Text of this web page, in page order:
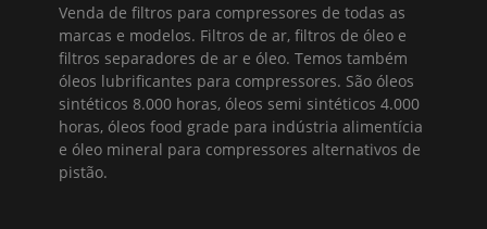
Venda de filtros para compressores de todas as
marcas e modelos. Filtros de ar, filtros de óleo e
filtros separadores de ar e óleo. Temos também
óleos lubrificantes para compressores. São óleos
sintéticos 8.000 horas, óleos semi sintéticos 4.000
horas, óleos food grade para indústria alimentícia
e óleo mineral para compressores alternativos de
pistão.